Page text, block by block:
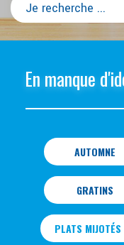
En manque
AUTOMNE
GRATINS
PLATS MIJOTÉS